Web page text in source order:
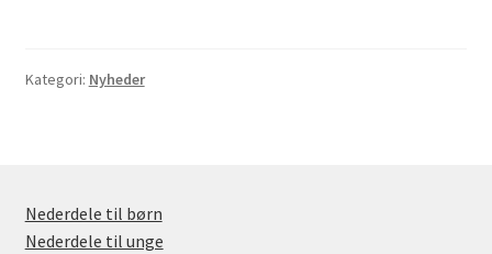
Kategori: Nyheder
Nederdele til børn
Nederdele til unge